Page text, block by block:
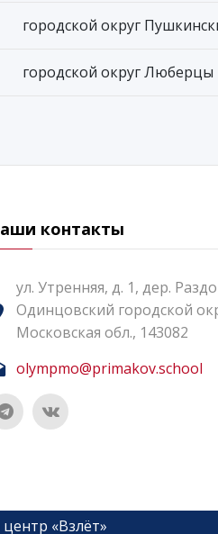
городской округ
городской округ Люберцы
контакты
ул. Утренняя, д. 1, дер.
Одинцовский городской
Московская обл., 143082
olympmo@primakov.school
«Взлёт»